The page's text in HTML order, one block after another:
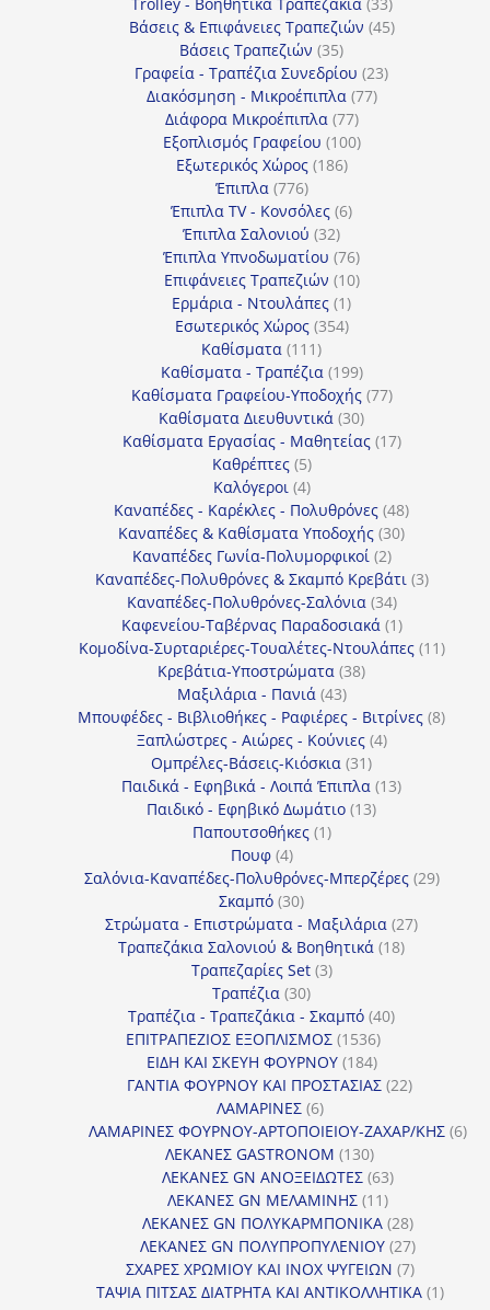
προϊόντα
Βάσεις & Επιφάνειες Τραπεζιών 4545
Βάσεις Τραπεζιών 3535
προϊόντα
Γραφεία - Τραπέζια Συνεδρίου 2323
Διακόσμηση - Μικροέπιπλα 7777
Διάφορα Μικροέπιπλα 7777
προϊόντα
Εξοπλισμός Γραφείου 100100
Εξωτερικός Χώρος 186186
Έπιπλα 776776
προϊόντα
Έπιπλα TV - Κονσόλες 66
Έπιπλα Σαλονιού 3232
προϊόντα
Έπιπλα Υπνοδωματίου 7676
προϊόντα
Επιφάνειες Τραπεζιών 1010
Ερμάρια - Ντουλάπες 11
προϊόν
Εσωτερικός Χώρος 354354
Καθίσματα 111111
προϊόντα
Καθίσματα - Τραπέζια 199199
προϊόντα
Καθίσματα Γραφείου-Υποδοχής 7777
Καθίσματα Διευθυντικά 3030
προϊόντα
Καθίσματα Εργασίας - Μαθητείας 1717
Καθρέπτες 55
προϊόντα
Καλόγεροι 44
προϊόντα
Καναπέδες - Καρέκλες - Πολυθρόνες 4848
προϊόντα
Καναπέδες & Καθίσματα Υποδοχής 3030
Καναπέδες Γωνία-Πολυμορφικοί 22
προϊόντα
Καναπέδες-Πολυθρόνες & Σκαμπό Κρεβάτι 33
Καναπέδες-Πολυθρόνες-Σαλόνια 3434
προϊόντα
Καφενείου-Ταβέρνας Παραδοσιακά 11
προϊόν
Κομοδίνα-Συρταριέρες-Τουαλέτες-Ντουλάπες 1111
Κρεβάτια-Υποστρώματα 3838
Μαξιλάρια - Πανιά 4343
προϊόντα
Μπουφέδες - Βιβλιοθήκες - Ραφιέρες - Βιτρίνες 88
Ξαπλώστρες - Αιώρες - Κούνιες 44
Ομπρέλες-Βάσεις-Κιόσκια 3131
προϊόντα
Παιδικά - Εφηβικά - Λοιπά Έπιπλα 1313
Παιδικό - Εφηβικό Δωμάτιο 1313
Παπουτσοθήκες 11
Πουφ 44
προϊόντα
Σαλόνια-Καναπέδες-Πολυθρόνες-Μπερζέρες 2929
Σκαμπό 3030
προϊόντα
Στρώματα - Επιστρώματα - Μαξιλάρια 2727
Τραπεζάκια Σαλονιού & Βοηθητικά 1818
Τραπεζαρίες Set 33
Τραπέζια 3030
προϊόντα
Τραπέζια - Τραπεζάκια - Σκαμπό 4040
ΕΠΙΤΡΑΠΕΖΙΟΣ ΕΞΟΠΛΙΣΜΟΣ 15361536
προϊόντα
ΕΙΔΗ ΚΑΙ ΣΚΕΥΗ ΦΟΥΡΝΟΥ 184184
προϊόντα
ΓΑΝΤΙΑ ΦΟΥΡΝΟΥ ΚΑΙ ΠΡΟΣΤΑΣΙΑΣ 2222
ΛΑΜΑΡΙΝΕΣ 66
προϊόντα
ΛΑΜΑΡΙΝΕΣ ΦΟΥΡΝΟΥ-ΑΡΤΟΠΟΙΕΙΟΥ-ΖΑΧΑΡ/ΚΗΣ 66
ΛΕΚΑΝΕΣ GASTRONOM 130130
προϊόντα
ΛΕΚΑΝΕΣ GN ΑΝΟΞΕΙΔΩΤΕΣ 6363
ΛΕΚΑΝΕΣ GN ΜΕΛΑΜΙΝΗΣ 1111
προϊόντα
ΛΕΚΑΝΕΣ GN ΠΟΛΥΚΑΡΜΠΟΝΙΚΑ 2828
προϊόντα
ΛΕΚΑΝΕΣ GN ΠΟΛΥΠΡΟΠΥΛΕΝΙΟΥ 2727
προϊόντα
ΣΧΑΡΕΣ ΧΡΩΜΙΟΥ ΚΑΙ INOX ΨΥΓΕΙΩΝ 77
προϊόντα
ΤΑΨΙΑ ΠΙΤΣΑΣ ΔΙΑΤΡΗΤΑ ΚΑΙ ΑΝΤΙΚΟΛΛΗΤΙΚΑ 11